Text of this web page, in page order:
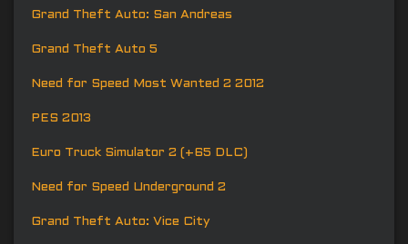
Grand Theft Auto: San Andreas
Grand Theft Auto 5
Need for Speed Most Wanted 2 2012
PES 2013
Euro Truck Simulator 2 (+65 DLC)
Need for Speed Underground 2
Grand Theft Auto: Vice City